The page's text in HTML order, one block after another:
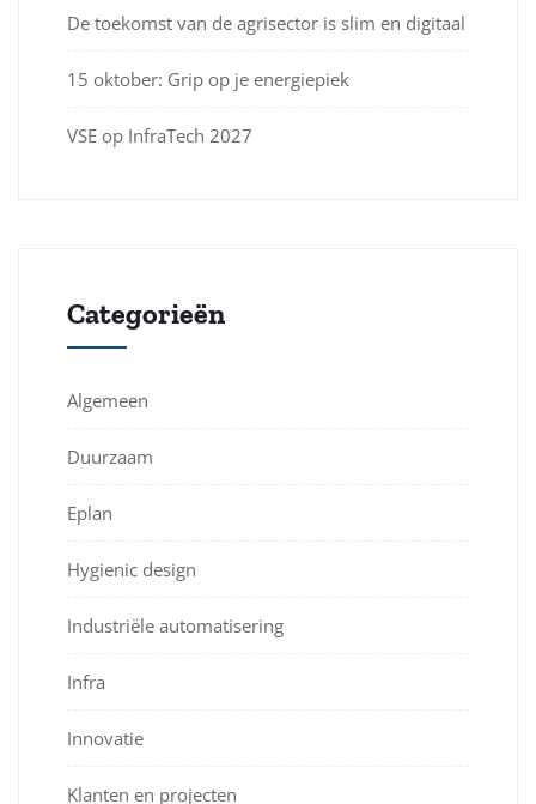
De toekomst van de agrisector is slim en digitaal
15 oktober: Grip op je energiepiek
VSE op InfraTech 2027
Categorieën
Algemeen
Duurzaam
Eplan
Hygienic design
Industriële automatisering
Infra
Innovatie
Klanten en projecten